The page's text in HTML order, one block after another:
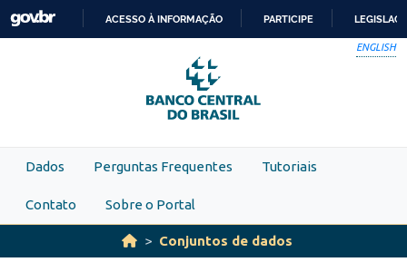
Skip to main content
PARA
O
CONTEÚDO
ACESSO À INFORMAÇÃO PARTICIPE
ENGLISH
Dados Perguntas Frequentes Tutoriais
Contato Sobre o Portal
Conjuntos de dados